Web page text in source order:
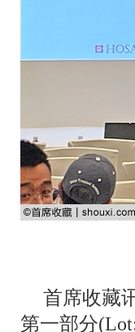
首席收藏
第一部分